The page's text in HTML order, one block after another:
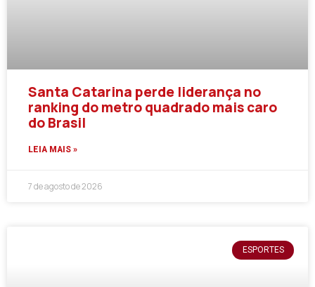
Santa Catarina perde liderança no
ranking do metro quadrado mais caro
do Brasil
LEIA MAIS »
7 de agosto de 2026
ESPORTES